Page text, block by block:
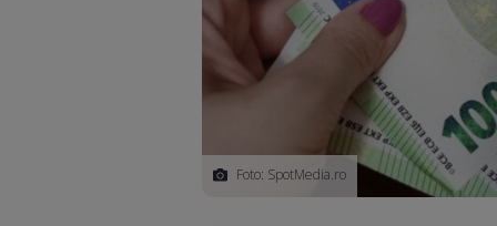
Foto: SpotMedia.ro